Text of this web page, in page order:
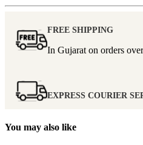
FREE SHIPPING
In Gujarat on orders
EXPRESS COURIER
You may also like